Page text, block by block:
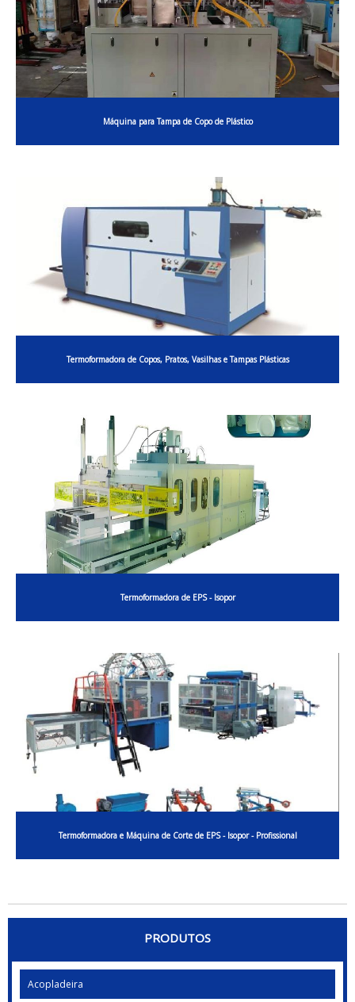
Máquina para Tampa de Copo de Plástico
Termoformadora de Copos, Pratos, Vasilhas e Tampas Plásticas
Termoformadora de EPS - Isopor
Termoformadora e Máquina de Corte de EPS - Isopor - Profissional
PRODUTOS
Acopladeira